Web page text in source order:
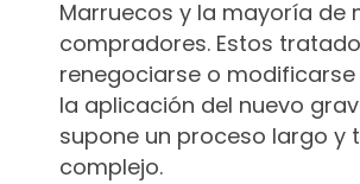
Marruecos y la mayoría de
compradores. Estos
renegociarse o
la aplicación del nuevo
supone un proceso largo y
complejo.